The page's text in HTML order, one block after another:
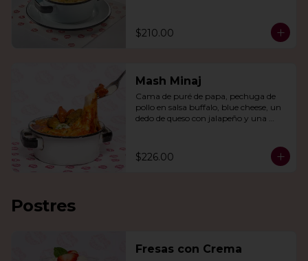
$210.00
Mash Minaj
Cama de puré de papa, pechuga de
pollo en salsa buffalo, blue cheese, un
dedo de queso con jalapeño y una
$226.00
Postres
Fresas con Crema